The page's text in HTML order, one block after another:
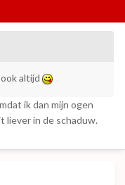
altijd
ik dan mijn ogen
liever in de schaduw.